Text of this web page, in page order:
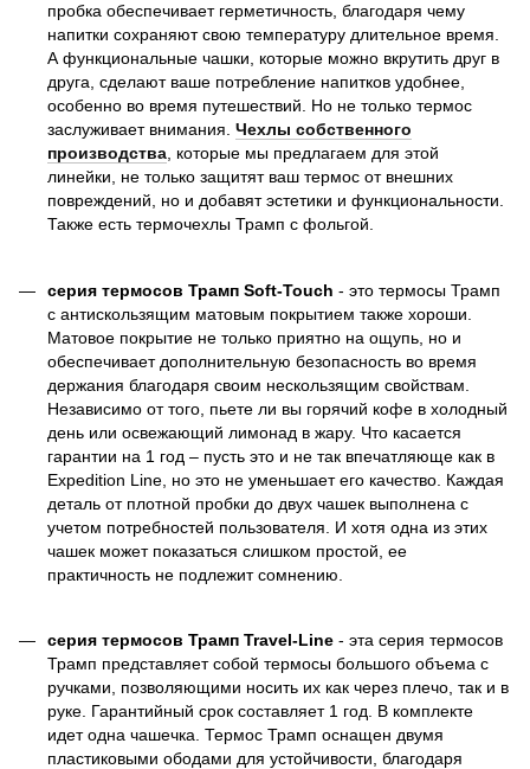
пробка обеспечивает герметичность, благодаря чему
напитки сохраняют свою температуру длительное время.
А функциональные чашки, которые можно вкрутить друг в
друга, сделают ваше потребление напитков удобнее,
особенно во время путешествий. Но не только термос
заслуживает внимания. Чехлы собственного
производства, которые мы предлагаем для этой
линейки, не только защитят ваш термос от внешних
повреждений, но и добавят эстетики и функциональности.
Также есть термочехлы Трамп с фольгой.
серия термосов Трамп Soft-Touch - это термосы Трамп
с антискользящим матовым покрытием также хороши.
Матовое покрытие не только приятно на ощупь, но и
обеспечивает дополнительную безопасность во время
держания благодаря своим нескользящим свойствам.
Независимо от того, пьете ли вы горячий кофе в холодный
день или освежающий лимонад в жару. Что касается
гарантии на 1 год – пусть это и не так впечатляюще как в
Expedition Line, но это не уменьшает его качество. Каждая
деталь от плотной пробки до двух чашек выполнена с
учетом потребностей пользователя. И хотя одна из этих
чашек может показаться слишком простой, ее
практичность не подлежит сомнению.
серия термосов Трамп Travel-Line - эта серия термосов
Трамп представляет собой термосы большого объема с
ручками, позволяющими носить их как через плечо, так и в
руке. Гарантийный срок составляет 1 год. В комплекте
идет одна чашечка. Термос Трамп оснащен двумя
пластиковыми ободами для устойчивости, благодаря